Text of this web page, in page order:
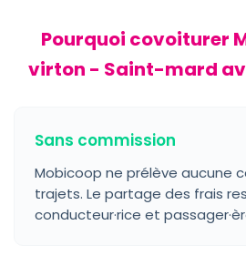
Pourquoi covoiturer
virton - Saint-mard
Sans commission
Mobicoop ne prélève aucune
trajets. Le partage des frais
conducteur·rice et